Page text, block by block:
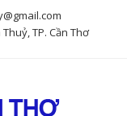
TP. Cần Thơ